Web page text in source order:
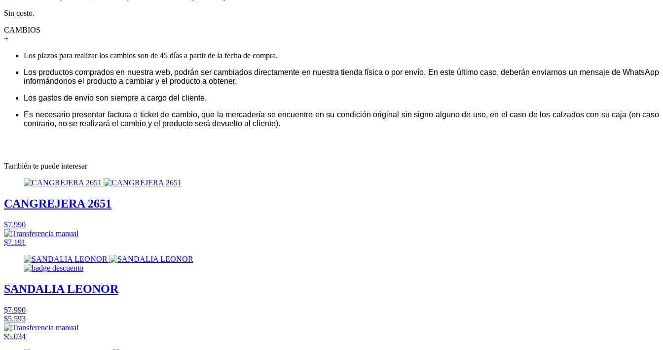
Sin costo.
CAMBIOS
+
Los plazos para realizar los cambios son de 45 días a partir de la fecha de compra.
Los productos comprados en nuestra web, podrán ser cambiados directamente en nuestra tienda física o por envío. En este último caso, deberán enviarnos un mensaje de WhatsApp
informándonos el producto a cambiar y el producto a obtener.
Los gastos de envío son siempre a cargo del cliente.
Es necesario presentar factura o ticket de cambio, que la mercadería se encuentre en su condición original sin signo alguno de uso, en el caso de los calzados con su caja (en caso
contrario, no se realizará el cambio y el producto será devuelto al cliente).
También te puede interesar
CANGREJERA 2651
$7.990
$7.191
SANDALIA LEONOR
$7.990
$5.593
$5.034